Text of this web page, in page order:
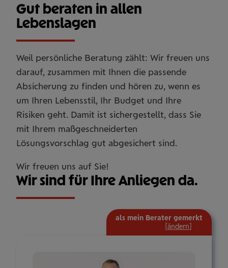
Gut beraten in allen
Lebenslagen
Weil persönliche Beratung zählt: Wir freuen uns
darauf, zusammen mit Ihnen die passende
Absicherung zu finden und hören zu, wenn es
um Ihren Lebensstil, Ihr Budget und Ihre
Risiken geht. Damit ist sichergestellt, dass Sie
mit Ihrem maßgeschneiderten
Lösungsvorschlag gut abgesichert sind.
Wir freuen uns auf Sie!
Wir sind für Ihre Anliegen da.
als mein Berater gemerkt
[ändern